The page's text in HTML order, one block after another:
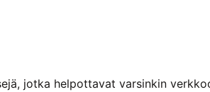
jotka helpottavat varsinkin